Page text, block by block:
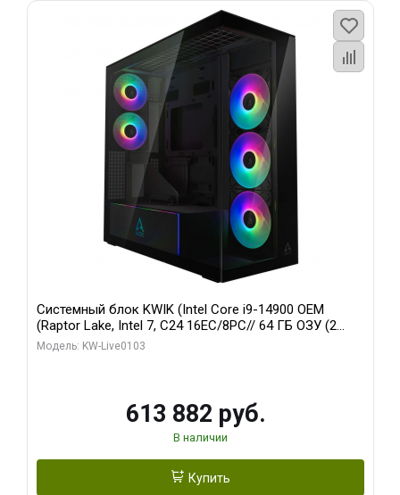
Системный блок KWIK (Intel Core i9-14900 OEM
(Raptor Lake, Intel 7, C24 16EC/8PC// 64 ГБ ОЗУ (2
модуля)/ Afox RTX4090 24GB GDDR6X 384-Bit 3xDP
Модель: KW-Live0103
613 882 руб.
В наличии
Купить